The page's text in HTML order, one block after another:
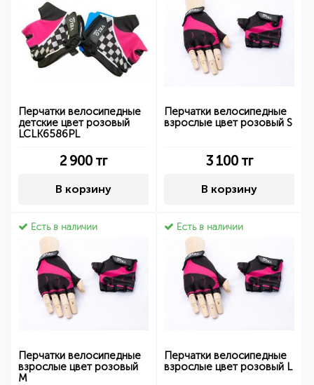
Перчатки велосипедные
детские цвет розовый
LCLK6586PL
2 900 тг
В корзину
Перчатки велосипедные
взрослые цвет розовый S
3 100тг
В корзину
Есть в наличии
Перчатки велосипедные
взрослые цвет розовый
M
Есть в наличии
Перчатки велосипедные
взрослые цвет розовый L